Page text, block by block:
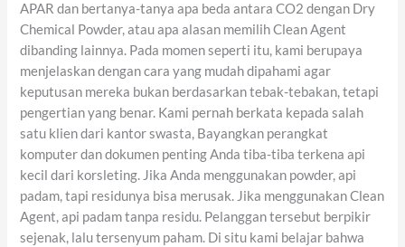
APAR dan bertanya-tanya apa beda antara CO2 dengan Dry
Chemical Powder, atau apa alasan memilih Clean Agent
dibanding lainnya. Pada momen seperti itu, kami berupaya
menjelaskan dengan cara yang mudah dipahami agar
keputusan mereka bukan berdasarkan tebak-tebakan, tetapi
pengertian yang benar. Kami pernah berkata kepada salah
satu klien dari kantor swasta, Bayangkan perangkat
komputer dan dokumen penting Anda tiba-tiba terkena api
kecil dari korsleting. Jika Anda menggunakan powder, api
padam, tapi residunya bisa merusak. Jika menggunakan Clean
Agent, api padam tanpa residu. Pelanggan tersebut berpikir
sejenak, lalu tersenyum paham. Di situ kami belajar bahwa